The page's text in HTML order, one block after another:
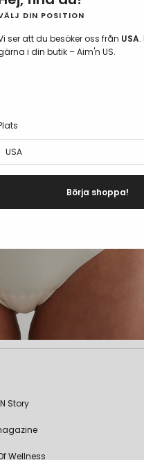
Story
Wellness
DIN POSITION
ser att du besöker oss från USA.
i din butik – Aim'n US.
Börja shoppa!